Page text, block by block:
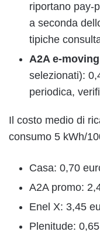
riportano pay-
a seconda
tipiche
A2A e-moving
selezionati):
periodica,
Il costo medio di
consumo 5 kWh/
Casa: 0,70
A2A promo:
Enel X: 3,45
Plenitude: